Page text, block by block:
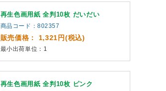
再生色画用紙 全判10枚 だいだい
商品コード：802357
販売価格： 1,321円(税込)
最小出荷単位：1
再生色画用紙 全判10枚 ピンク